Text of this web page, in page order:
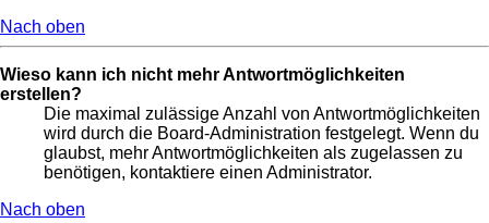
Nach oben
Wieso kann ich nicht mehr Antwortmöglichkeiten
erstellen?
Die maximal zulässige Anzahl von Antwortmöglichkeiten
wird durch die Board-Administration festgelegt. Wenn du
glaubst, mehr Antwortmöglichkeiten als zugelassen zu
benötigen, kontaktiere einen Administrator.
Nach oben